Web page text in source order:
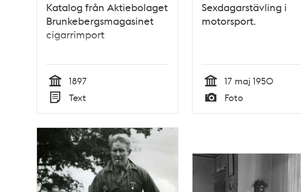
Katalog från Aktiebolaget
Brunkebergsmagasinet
cigarrimport
Tid
1897
Typ
Text
Sexdagarstävling i
motorsport.
Tid
17 maj 1950
Typ
Foto